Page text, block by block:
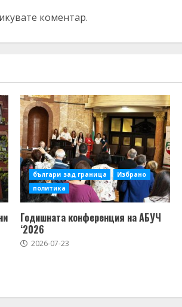
коментар.
българи зад граница
Избрано
политика
Годишната конференция на АБУЧ
‘2026
2026-07-23